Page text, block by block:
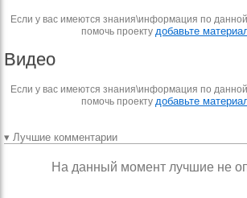
Если у вас имеются знания\информация по
помочь проекту добавьте
Видео
Если у вас имеются знания\информация по
помочь проекту добавьте
▾ Лучшие комментарии
На данный момент лучшие не